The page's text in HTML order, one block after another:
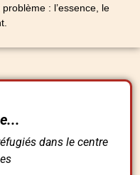
: l’essence, le
dans le centre